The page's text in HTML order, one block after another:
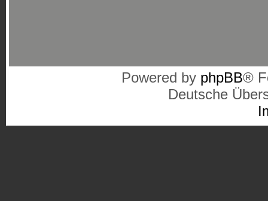
Powered by phpBB®
Deutsche